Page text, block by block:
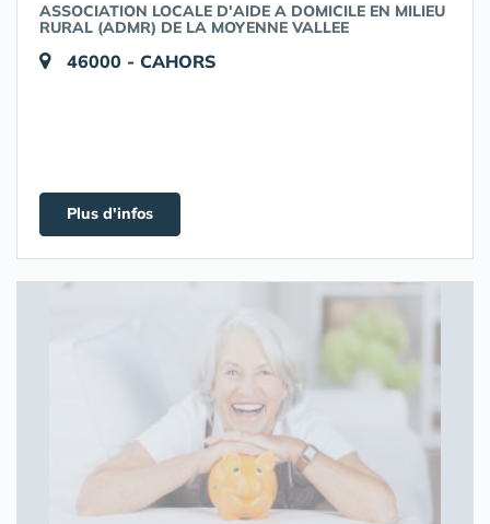
ASSOCIATION LOCALE D'AIDE A DOMICILE EN MILIEU
RURAL (ADMR) DE LA MOYENNE VALLEE
46000 - CAHORS
Plus d'infos